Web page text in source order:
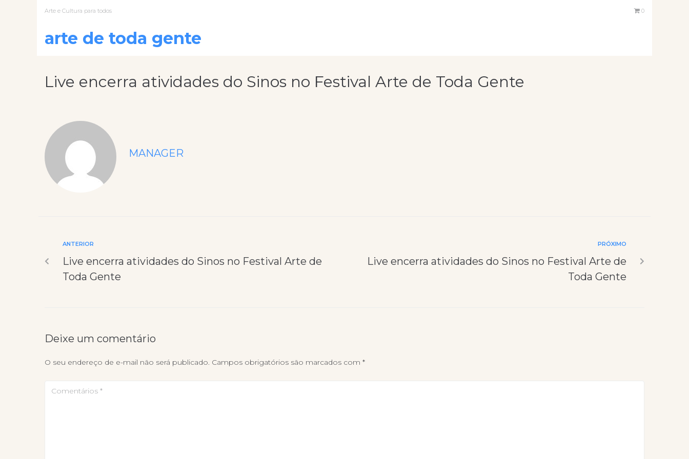
Arte e Cultura para todos 0
arte de toda gente
Live encerra atividades do Sinos no Festival Arte de Toda Gente
MANAGER
ANTERIOR
Live encerra atividades do Sinos no Festival Arte de
Toda Gente
PRÓXIMO
Live encerra atividades do Sinos no Festival Arte de
Toda Gente
Deixe um comentário
O seu endereço de e-mail não será publicado. Campos obrigatórios são marcados com *